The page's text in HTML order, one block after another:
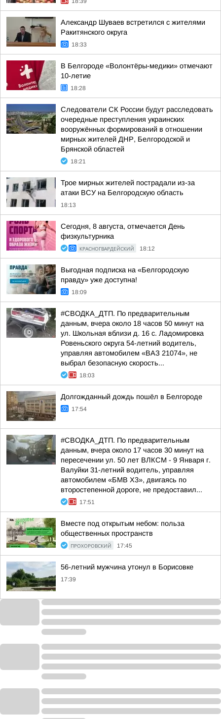
Александр Шуваев встретился с жителями
Ракитянского округа
18:33
В Белгороде «Волонтёры-медики» отмечают
10-летие
18:28
Следователи СК России будут расследовать
очередные преступления украинских
вооружённых формирований в отношении
мирных жителей ДНР, Белгородской и
Брянской областей
18:21
Трое мирных жителей пострадали из-за
атаки ВСУ на Белгородскую область
18:13
Сегодня, 8 августа, отмечается День
физкультурника
КРАСНОГВАРДЕЙСКИЙ 18:12
Выгодная подписка на «Белгородскую
правду» уже доступна!
18:09
#СВОДКА_ДТП. По предварительным
данным, вчера около 18 часов 50 минут на
ул. Школьная вблизи д. 16 с. Ладомировка
Ровеньского округа 54-летний водитель,
управляя автомобилем «ВАЗ 21074», не
выбрал безопасную скорость...
18:03
Долгожданный дождь пошёл в Белгороде
17:54
#СВОДКА_ДТП. По предварительным
данным, вчера около 17 часов 30 минут на
пересечении ул. 50 лет ВЛКСМ - 9 Января г.
Валуйки 31-летний водитель, управляя
автомобилем «БМВ Х3», двигаясь по
второстепенной дороге, не предоставил...
17:51
Вместе под открытым небом: польза
общественных пространств
ПРОХОРОВСКИЙ 17:45
56-летний мужчина утонул в Борисовке
17:39